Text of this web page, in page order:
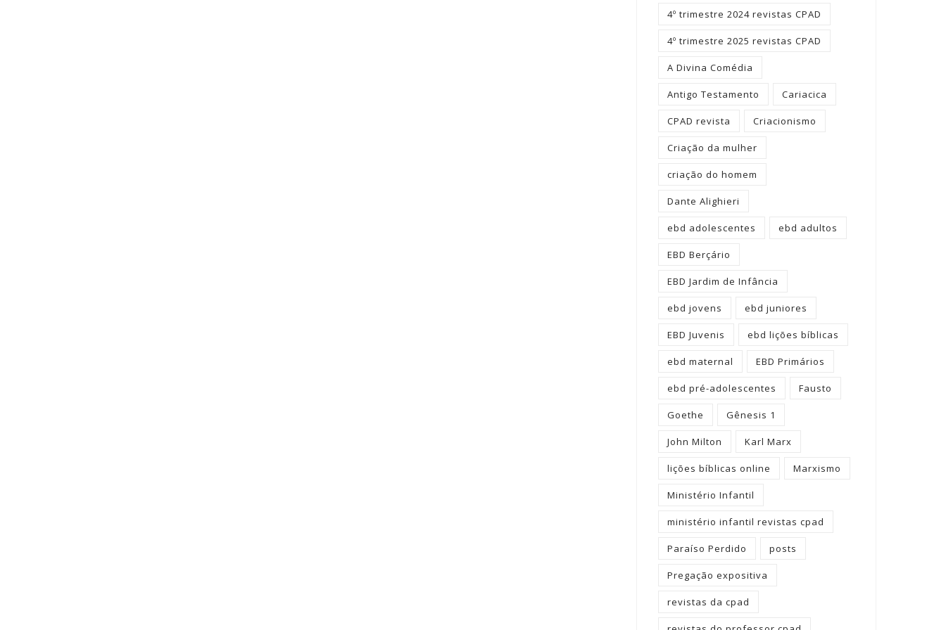
4º trimestre 2024 revistas CPAD
4º trimestre 2025 revistas CPAD
A Divina Comédia
Antigo Testamento Cariacica
CPAD revista Criacionismo
Criação da mulher
criação do homem
Dante Alighieri
ebd adolescentes ebd adultos
EBD Berçário
EBD Jardim de Infância
ebd jovens ebd juniores
EBD Juvenis ebd lições bíblicas
ebd maternal EBD Primários
ebd pré-adolescentes Fausto
Goethe Gênesis 1
John Milton Karl Marx
lições bíblicas online Marxismo
Ministério Infantil
ministério infantil revistas cpad
Paraíso Perdido posts
Pregação expositiva
revistas da cpad